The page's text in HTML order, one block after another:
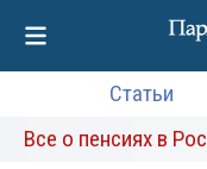
Статьи
Все о пенсиях в